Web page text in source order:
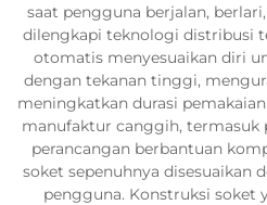
saat pengguna berjalan,
dilengkapi teknologi distribusi
otomatis menyesuaikan diri
dengan tekanan tinggi,
meningkatkan durasi
manufaktur canggih, termasuk
perancangan berbantuan
soket sepenuhnya disesuaikan
pengguna. Konstruksi soket